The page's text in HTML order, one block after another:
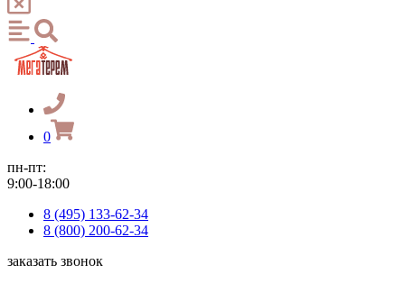
0
пн-пт:
9:00-18:00
8 (495) 133-62-34
8 (800) 200-62-34
заказать звонок